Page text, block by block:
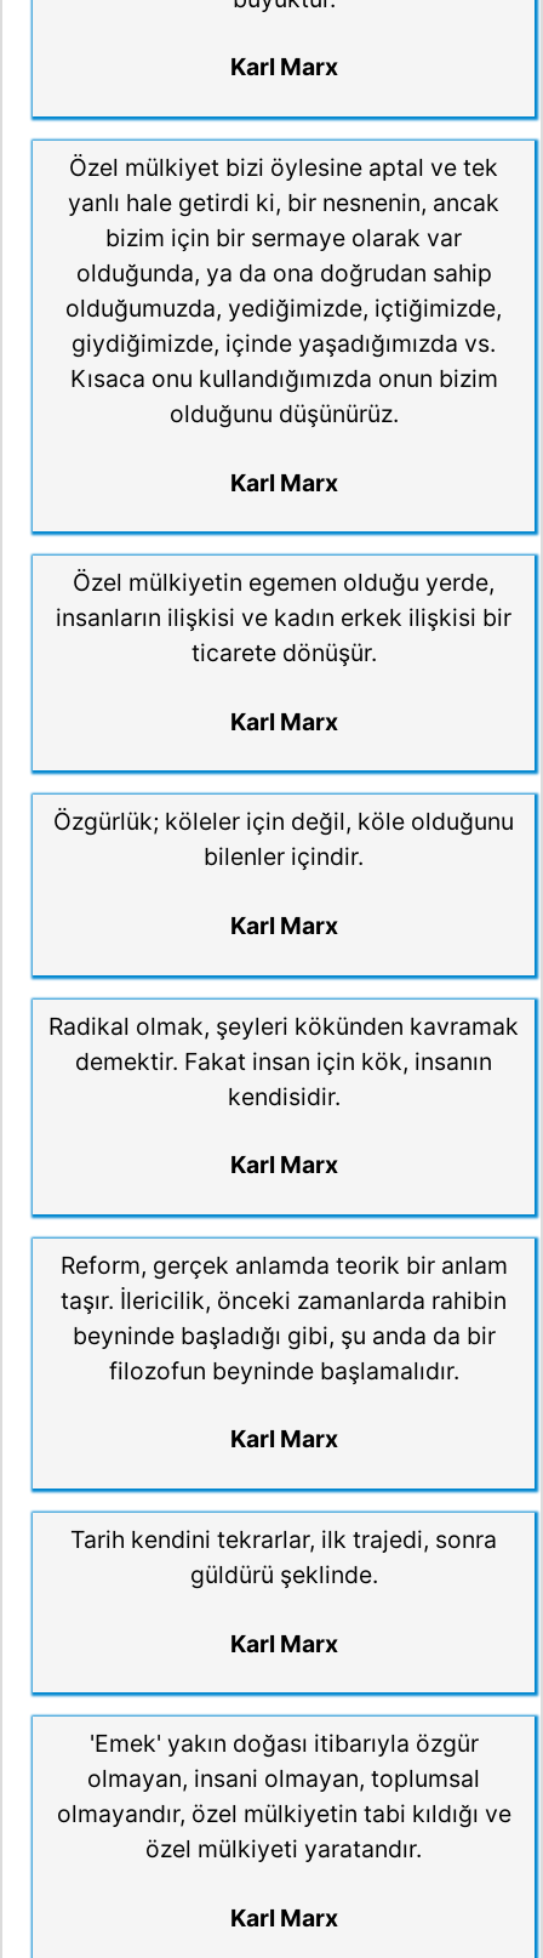
Karl Marx
Özel mülkiyet bizi öylesine aptal ve tek
yanlı hale getirdi ki, bir nesnenin, ancak
bizim için bir sermaye olarak var
olduğunda, ya da ona doğrudan sahip
olduğumuzda, yediğimizde, içtiğimizde,
giydiğimizde, içinde yaşadığımızda vs.
Kısaca onu kullandığımızda onun bizim
olduğunu düşünürüz.
Karl Marx
Özel mülkiyetin egemen olduğu yerde,
insanların ilişkisi ve kadın erkek ilişkisi bir
ticarete dönüşür.
Karl Marx
Özgürlük; köleler için değil, köle olduğunu
bilenler içindir.
Karl Marx
Radikal olmak, şeyleri kökünden kavramak
demektir. Fakat insan için kök, insanın
kendisidir.
Karl Marx
Reform, gerçek anlamda teorik bir anlam
taşır. İlericilik, önceki zamanlarda rahibin
beyninde başladığı gibi, şu anda da bir
filozofun beyninde başlamalıdır.
Karl Marx
Tarih kendini tekrarlar, ilk trajedi, sonra
güldürü şeklinde.
Karl Marx
'Emek' yakın doğası itibarıyla özgür
olmayan, insani olmayan, toplumsal
olmayandır, özel mülkiyetin tabi kıldığı ve
özel mülkiyeti yaratandır.
Karl Marx